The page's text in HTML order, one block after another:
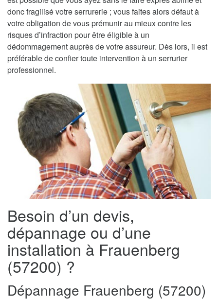
donc fragilisé votre serrurerie ; vous faites alors défaut à
votre obligation de vous prémunir au mieux contre les
risques d’infraction pour être éligible à un
dédommagement auprès de votre assureur. Dès lors, il est
préférable de confier toute intervention à un serrurier
professionnel.
Besoin d’un devis,
dépannage ou d’une
installation à Frauenberg
(57200) ?
Dépannage Frauenberg (57200)